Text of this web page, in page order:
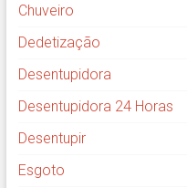
Chuveiro
Dedetização
Desentupidora
Desentupidora 24 Horas
Desentupir
Esgoto